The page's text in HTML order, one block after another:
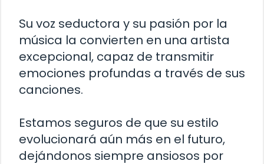
Su voz seductora y su pasión por la
música la convierten en una artista
excepcional, capaz de transmitir
emociones profundas a través de sus
canciones.
Estamos seguros de que su estilo
evolucionará aún más en el futuro,
dejándonos siempre ansiosos por